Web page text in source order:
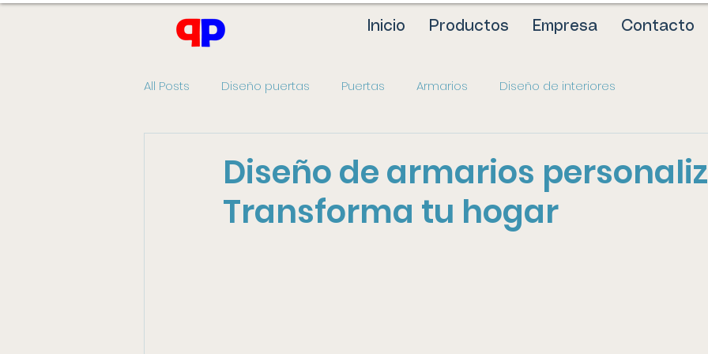
Inicio Productos Empresa Contacto
All Posts Diseño puertas Puertas Armarios Diseño de interiores
Diseño de armarios
Transforma tu hogar